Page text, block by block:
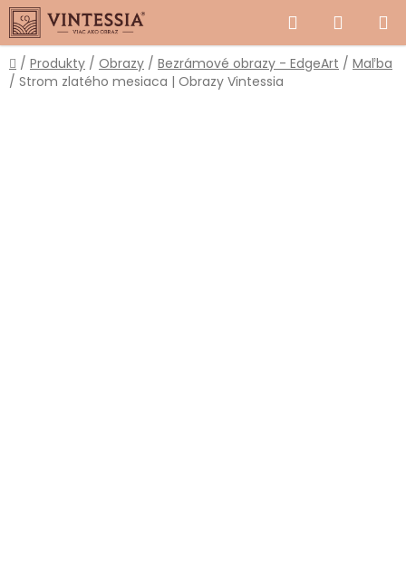
Prejsť
na
obsah
Hľadať
KOŠÍK
Domov
/ Produkty / Obrazy / Bezrámové obrazy - EdgeArt / Maľba
/ Strom zlatého mesiaca | Obrazy Vintessia